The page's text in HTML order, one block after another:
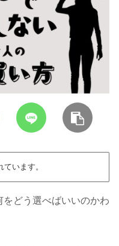
います。
をどう選べばいいのかわ